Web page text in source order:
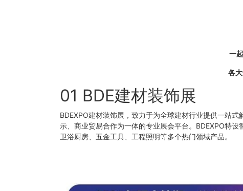
一
各
01 BDE建材装饰展
BDEXPO建材装饰展，致力于为全球建材行业提供一站
示、商业贸易合作为一体的专业展会平台。BDEXPO特
卫浴厨房、五金工具、工程照明等多个热门领域产品。